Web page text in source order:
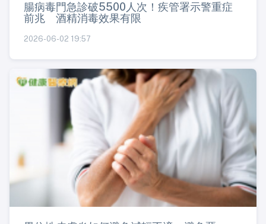
腸病毒門急診破5500人次！疾管署示警重症
前兆 酒精消毒效果有限
2026-06-02 19:57